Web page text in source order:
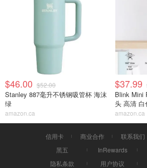
$46.00 $52.00
Stanley 887毫升不锈钢吸管杯 海沫
绿
amazon.ca
$37.99
Blink Mini
头 高清 白
amazon.ca
信用卡 商业合作 联系我们
黑五
InRewards
隐私条款
用户协议